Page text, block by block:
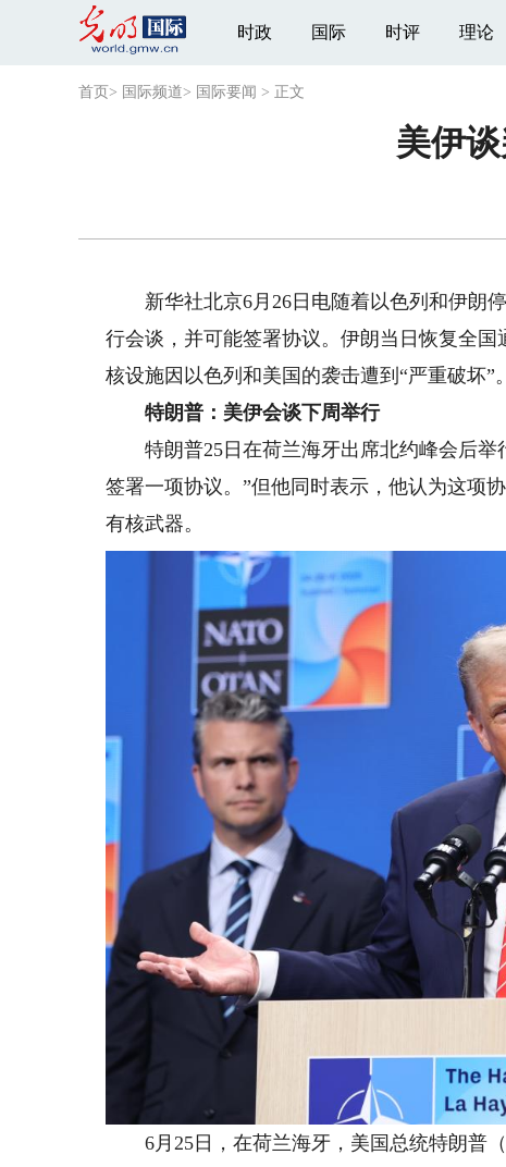
时政 国际 时评 理论
首页 > 国际频道> 国际要闻 > 正文
美伊
新华社北京6月26日电随着以色列和伊朗停
行会谈，并可能签署协议。伊朗当日恢复全
核设施因以色列和美国的袭击遭到“严重破坏”。
特朗普：美伊会谈下周举行
特朗普25日在荷兰海牙出席北约峰会后举
签署一项协议。”但他同时表示，他认为这项
有核武器。
6月25日，在荷兰海牙，美国总统特朗普